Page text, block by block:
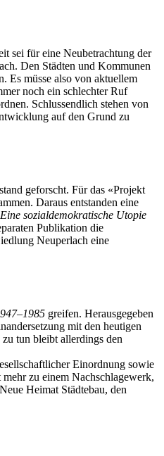
sei für eine Neubetrachtung der
Den Städten und Kommunen
Es müsse also von aktuellem
noch ein schlechter Ruf
Schlussendlich stehen von
auf den Grund zu
geforscht. Für das «Projekt
Daraus entstanden eine
sozialdemokratische Utopie
Publikation die
Neuperlach eine
greifen. Herausgegeben
mit den heutigen
tun bleibt allerdings den
Einordnung sowie
zu einem Nachschlagewerk,
Heimat Städtebau, den